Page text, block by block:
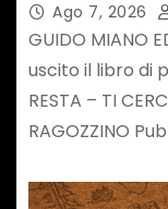
Ago 7, 2026
GUIDO MIANO
uscito il libro di
RESTA – TI
RAGOZZINO